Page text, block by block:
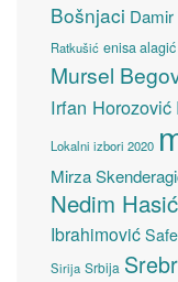
Bošnjaci
Ratkušić enisa alagić
Mursel
Irfan Horozović
Lokalni izbori 2020
Mirza
Nedim Hasić
Ibrahimović
Sirija Srbija